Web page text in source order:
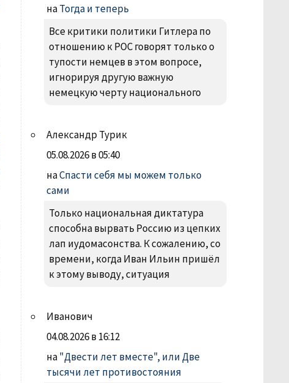
наТогда и теперь
Все критики политики Гитлера по
отношению к РОС говорят только о
тупости немцев в этом вопросе,
игнорируя другую важную
немецкую черту национального
Александр Турик
05.08.2026 в 05:40
наСпасти себя мы можем только
сами
Только национальная диктатура
способна вырвать Россию из цепких
лап иудомасонства. К сожалению, со
времени, когда Иван Ильин пришёл
к этому выводу, ситуация
Иванович
04.08.2026 в 16:12
на"Двести лет вместе", или Две
тысячи лет противостояния